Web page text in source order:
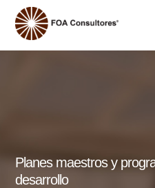
Planes maestros y
desarrollo